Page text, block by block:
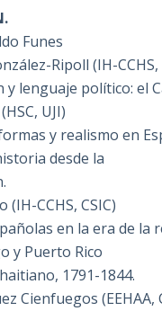
Funes
Ripoll (IH-CCHS,
y lenguaje político: el
UJI)
y realismo en
desde la
(IH-CCHS, CSIC)
en la era de la
y Puerto Rico
1791-1844.
Cienfuegos (EEHAA,